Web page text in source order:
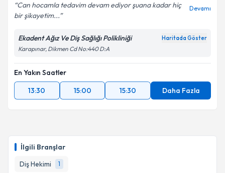
İlgili Branşlar
Diş Hekimi
1
Can hocamla tedavim devam ediyor şuana kadar hiç
bir şikayetim...
Devamı
Ekadent Ağız Ve Diş Sağlığı Polikliniği Haritada Göster
Karapınar, Dikmen Cd No:440 D:A
En Yakın Saatler
13:30
15:00 15:30 Daha Fazla